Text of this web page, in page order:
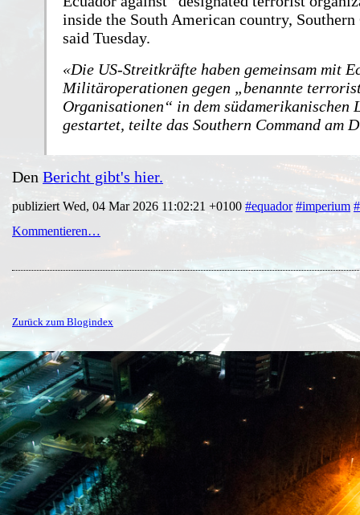
inside the South American country, Southern
said Tuesday.
Die US-Streitkräfte haben gemeinsam mit
Militäroperationen gegen „benannte
Organisationen“ in dem südamerikanischen
gestartet, teilte das Southern Command am
Den Bericht gibt's hier.
publiziert Wed, 04 Mar 2026 11:02:21 +0100 #equador #imperium
Kommentieren…
Zurück zum Blogindex